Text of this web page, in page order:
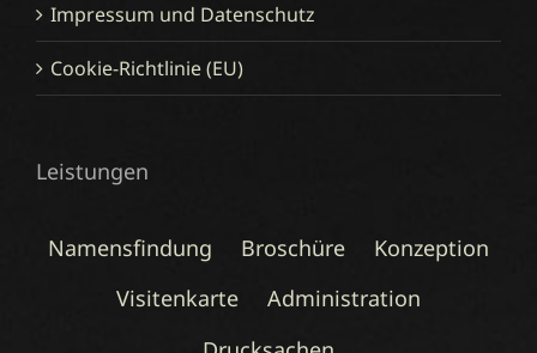
Impressum und Datenschutz
Cookie-Richtlinie (EU)
Leistungen
Namensfindung Broschüre
Konzeption
Visitenkarte
Administration